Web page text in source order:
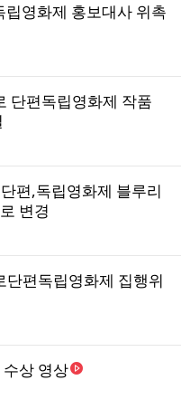
영화제 홍보대사 위촉
단편독립영화제 작품
편,독립영화제 블루리
변경
편독립영화제 집행위
상 영상